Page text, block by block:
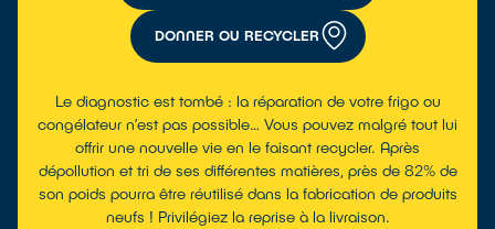
DONNER OU RECYCLER
Le diagnostic est tombé : la réparation de votre frigo ou
congélateur n’est pas possible… Vous pouvez malgré tout lui
offrir une nouvelle vie en le faisant recycler. Après
dépollution et tri de ses différentes matières, près de 82% de
son poids pourra être réutilisé dans la fabrication de produits
neufs ! Privilégiez la reprise à la livraison.